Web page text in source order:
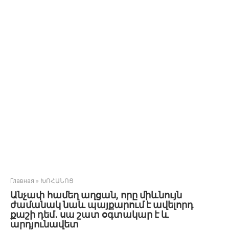
Главная » ԽՈՀԱՆՈՑ
Անչափ համեղ աղցան, որը միևնույն
ժամանակ նաև պայքարում է ավելորդ
քաշի դեմ․ սա շատ օգտակար է և
արդյունավետ